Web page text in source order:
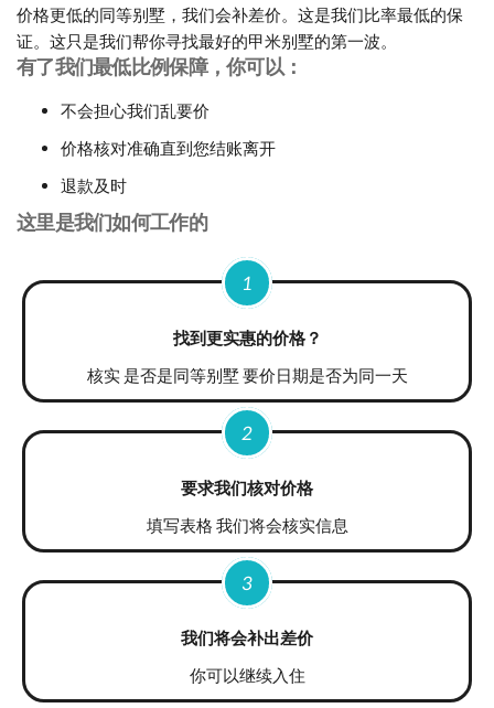
价格更低的同等别墅，我们会补差价。这是我们比率最低的保
证。这只是我们帮你寻找最好的甲米别墅的第一波。
有了我们最低比例保障，你可以：
不会担心我们乱要价
价格核对准确直到您结账离开
退款及时
这里是我们如何工作的
1
找到更实惠的价格？
核实 是否是同等别墅 要价日期是否为同一天
2
要求我们核对价格
填写表格 我们将会核实信息
3
我们将会补出差价
你可以继续入住